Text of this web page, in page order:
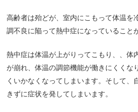
高齢者は殆どが、室内にこもって体温を
調不良に陥って熱中症になっていること
熱中症は体温が上がりってこもり、、体
が崩れ、体温の調節機能が働きにくくな
くいかなくなってしまいます。そして、
きずに症状を発してしまいます。